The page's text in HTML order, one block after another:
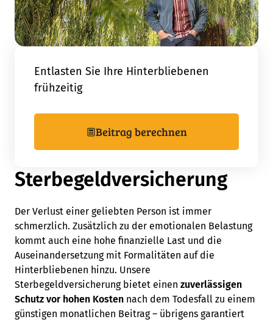
Entlasten Sie Ihre Hinterbliebenen
frühzeitig
Beitrag berechnen
Sterbegeldversicherung
Der Verlust einer geliebten Person ist immer
schmerzlich. Zusätzlich zu der emotionalen Belastung
kommt auch eine hohe finanzielle Last und die
Auseinandersetzung mit Formalitäten auf die
Hinterbliebenen hinzu. Unsere
Sterbegeldversicherung bietet einen zuverlässigen
Schutz vor hohen Kosten nach dem Todesfall zu einem
günstigen monatlichen Beitrag – übrigens garantiert